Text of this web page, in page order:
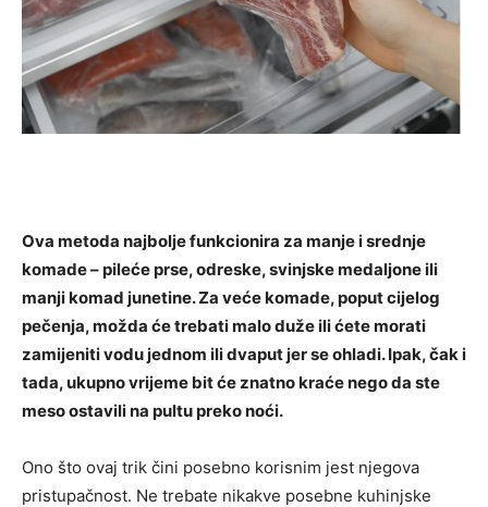
Ova metoda najbolje funkcionira za manje i srednje
komade – pileće prse, odreske, svinjske medaljone ili
manji komad junetine. Za veće komade, poput cijelog
pečenja, možda će trebati malo duže ili ćete morati
zamijeniti vodu jednom ili dvaput jer se ohladi. Ipak, čak i
tada, ukupno vrijeme bit će znatno kraće nego da ste
meso ostavili na pultu preko noći.
Ono što ovaj trik čini posebno korisnim jest njegova
pristupačnost. Ne trebate nikakve posebne kuhinjske